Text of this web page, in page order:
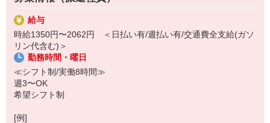
・食事、入浴などの介助 など
自立度の高い方が多いため、お仕事は補助や見守りがメイン。
ゆとりをもって働けるから、体力に自信がない方も安心です◎
▼ここがポイント！！
・40代・50代も無理なく活躍中★
・履歴書不要＆面接なし！
・希望休/有給も取りやすい環境です♪
給与
時給1350円〜2062円 ＜日払い有/週払い有/交通費全支給(ガソ
リン代含む)＞
勤務時間・曜日
≪シフト制/実働8時間≫
週3〜OK
希望シフト制
[例]